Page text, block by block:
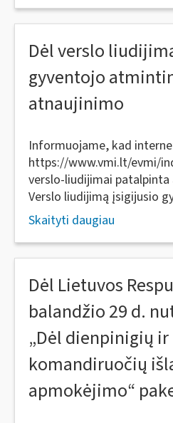
Dėl verslo
gyventojo
atnaujinimo
Informuojame, kad
https://www.vmi.lt/evmi/
verslo-liudijimai
Verslo liudijimą įsigijusio
Skaityti daugiau
Dėl Lietuvos
balandžio 29 d.
„Dėl dienpinigių
komandiruočių
apmokėjimo“